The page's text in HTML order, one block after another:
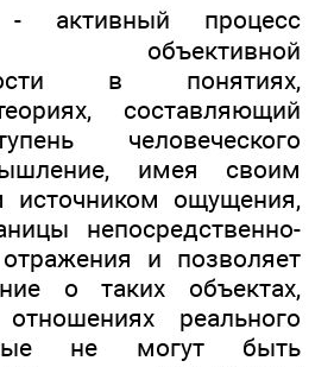
процесс
объективной
в понятиях,
составляющий
человеческого
имея своим
источником ощущения,
непосредственно-
отражения и позволяет
о таких объектах,
реального
не могут быть